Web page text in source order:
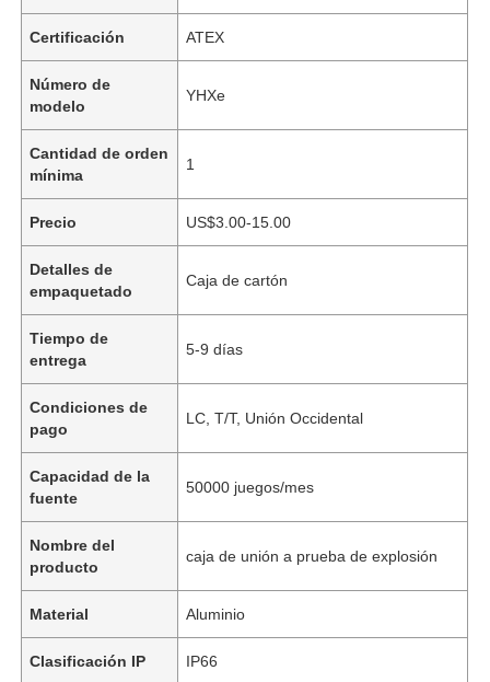
Certificación ATEX
Número de
modelo
YHXe
Cantidad de orden
mínima
1
Precio US$3.00-15.00
Detalles de
empaquetado
Caja de cartón
Tiempo de
entrega
5-9 días
Condiciones de
pago
LC, T/T, Unión Occidental
Capacidad de la
fuente
50000 juegos/mes
Nombre del
producto
caja de unión a prueba de explosión
Material Aluminio
Clasificación IP IP66